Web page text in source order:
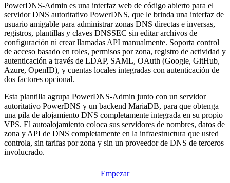
PowerDNS-Admin es una interfaz web de código abierto para el
servidor DNS autoritativo PowerDNS, que le brinda una interfaz de
usuario amigable para administrar zonas DNS directas e inversas,
registros, plantillas y claves DNSSEC sin editar archivos de
configuración ni crear llamadas API manualmente. Soporta control
de acceso basado en roles, permisos por zona, registro de actividad y
autenticación a través de LDAP, SAML, OAuth (Google, GitHub,
Azure, OpenID), y cuentas locales integradas con autenticación de
dos factores opcional.
Esta plantilla agrupa PowerDNS-Admin junto con un servidor
autoritativo PowerDNS y un backend MariaDB, para que obtenga
una pila de alojamiento DNS completamente integrada en su propio
VPS. El autoalojamiento coloca sus servidores de nombres, datos de
zona y API de DNS completamente en la infraestructura que usted
controla, sin tarifas por zona y sin un proveedor de DNS de terceros
involucrado.
Empezar